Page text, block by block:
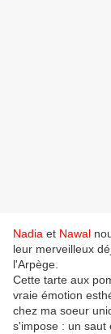
Nadia et Nawal
leur merveilleux
l'Arpège.
Cette tarte aux
vraie émotion
chez ma soeur
s'impose : un saut